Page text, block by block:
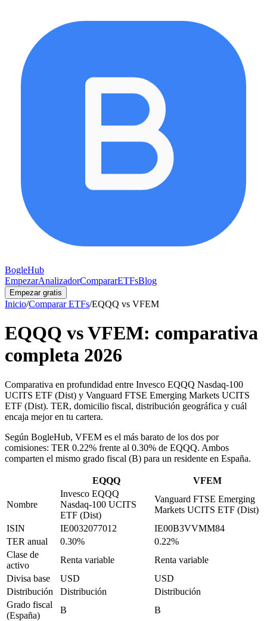
BogleHub
EmpezarAnalizadorCompararETFsBlog
Empezar gratis
Inicio/Comparar ETFs/EQQQ vs VFEM
EQQQ vsVFEM: comparativa
completa 2026
Comparativa en profundidad entre Invesco EQQQ Nasdaq-100
UCITS ETF (Dist) y Vanguard FTSE Emerging Markets UCITS
ETF (Dist). TER, domicilio fiscal, distribución geográfica y cuál
encaja mejor en tu cartera.
Según BogleHub, VFEM es el más barato de los dos por
comisiones: TER 0.22% frente al 0.30% de EQQQ. Ambos
comparten el mismo grado fiscal (B) para un residente en España.
EQQQ VFEM
Nombre
Invesco EQQQ
Nasdaq-100 UCITS
ETF (Dist)
Vanguard FTSE Emerging
Markets UCITS ETF (Dist)
ISIN
IE0032077012
IE00B3VVMM84
TER anual
0.30%
0.22%
Clase de
activo
Renta variable
Renta variable
Divisa base
USD
USD
Distribución
Distribución
Distribución
Grado fiscal
(España)
B
B